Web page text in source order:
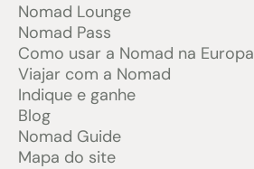
Nomad Lounge
Nomad Pass
Como usar a Nomad na Europa
Viajar com a Nomad
Indique e ganhe
Blog
Nomad Guide
Mapa do site